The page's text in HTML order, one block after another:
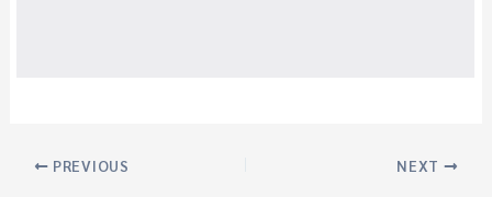
PREVIOUS NEXT